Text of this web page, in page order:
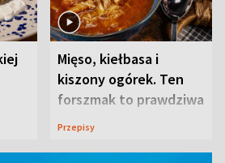
Mięso, kiełbasa i
kiszony ogórek. Ten
forszmak to prawdziwa
uczta
Przepisy